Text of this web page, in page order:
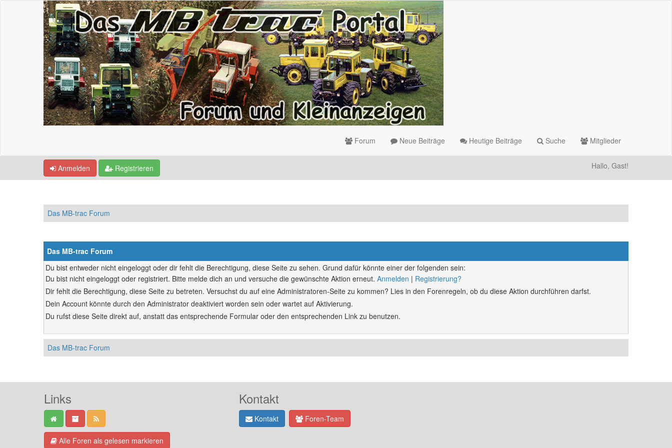
Forum Neue Beiträge Heutige Beiträge Suche Mitglieder
Anmelden Registrieren Hallo, Gast!
Das MB-trac Forum
Das MB-trac Forum
Du bist entweder nicht eingeloggt oder dir fehlt die Berechtigung, diese Seite zu sehen. Grund dafür könnte einer der folgenden sein:
Du bist nicht eingeloggt oder registriert. Bitte melde dich an und versuche die gewünschte Aktion erneut. Anmelden | Registrierung?
Dir fehlt die Berechtigung, diese Seite zu betreten. Versuchst du auf eine Administratoren-Seite zu kommen? Lies in den Forenregeln, ob du diese Aktion durchführen darfst.
Dein Account könnte durch den Administrator deaktiviert worden sein oder wartet auf Aktivierung.
Du rufst diese Seite direkt auf, anstatt das entsprechende Formular oder den entsprechenden Link zu benutzen.
Das MB-trac Forum
Links
Alle Foren als gelesen markieren
Kontakt
Kontakt Foren-Team